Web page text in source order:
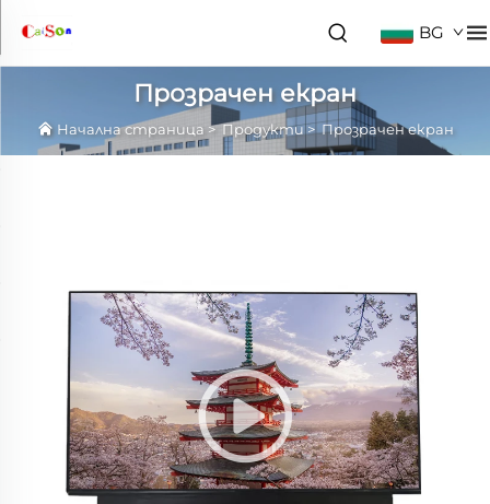
BG
Прозрачен екран
Начална страница >Продукти>Прозрачен екран